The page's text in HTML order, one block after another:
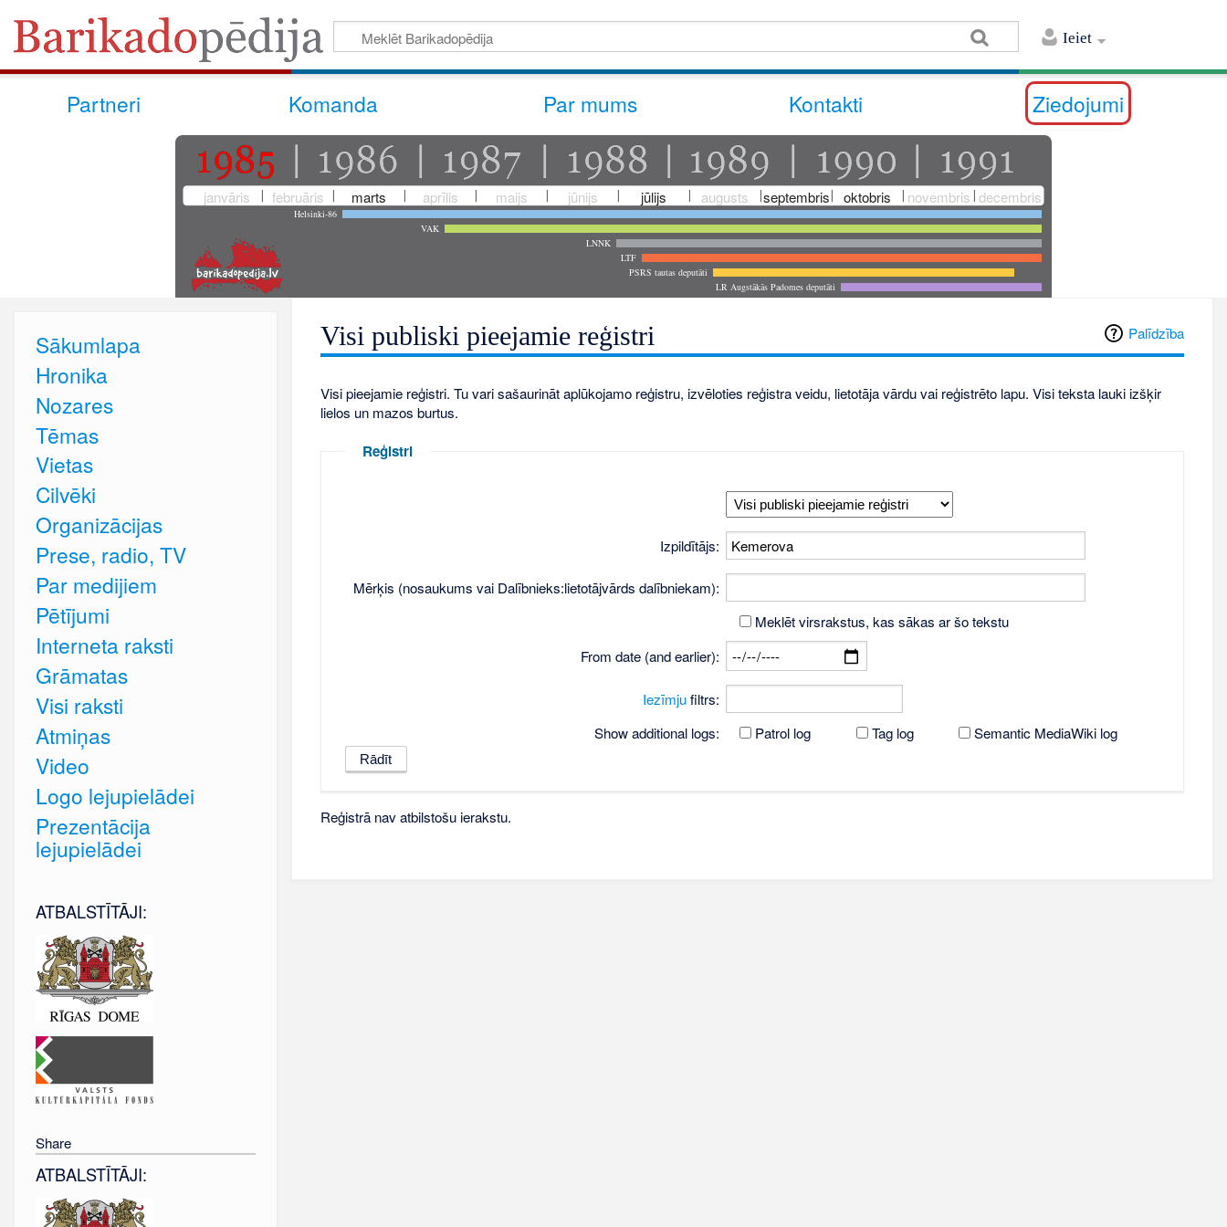
Ieiet
Partneri Komanda Par mums Kontakti Ziedojumi
janvāris februāris marts aprīlis maijs jūnijs jūlijs augusts septembris oktobris novembris decembris
Helsinki-86
VAK
LNNK
LTF
PSRS tautas deputāti
LR Augstākās Padomes deputāti
Palīdzība
Visi publiski pieejamie reģistri
Visi pieejamie reģistri. Tu vari sašaurināt aplūkojamo reģistru, izvēloties reģistra veidu, lietotāja vārdu vai reģistrēto lapu. Visi teksta lauki izšķir
lielos un mazos burtus.
Reģistri
Izpildītājs:
Mērķis (nosaukums vai Dalībnieks:lietotājvārds dalībniekam):
Meklēt virsrakstus, kas sākas ar šo tekstu
From date (and earlier):
Iezīmjufiltrs:
Show additional logs:
Patrol log Tag log Semantic MediaWiki log
Reģistrā nav atbilstošu ierakstu.
Sākumlapa
Hronika
Nozares
Tēmas
Vietas
Cilvēki
Organizācijas
Prese, radio, TV
Par medijiem
Pētījumi
Interneta raksti
Grāmatas
Visi raksti
Atmiņas
Video
Logo lejupielādei
Prezentācija
lejupielādei
ATBALSTĪTĀJI:
Share
ATBALSTĪTĀJI: